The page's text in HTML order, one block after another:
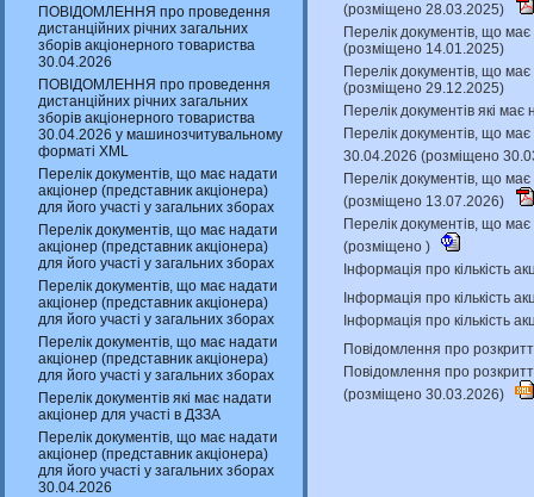
ПОВІДОМЛЕННЯ про проведення
дистанційних річних загальних
зборів акціонерного товариства
30.04.2026
ПОВІДОМЛЕННЯ про проведення
дистанційних річних загальних
зборів акціонерного товариства
30.04.2026 у машинозчитувальному
форматі XML
Перелік документів, що має надати
акціонер (представник акціонера)
для його участі у загальних зборах
Перелік документів, що має надати
акціонер (представник акціонера)
для його участі у загальних зборах
Перелік документів, що має надати
акціонер (представник акціонера)
для його участі у загальних зборах
Перелік документів, що має надати
акціонер (представник акціонера)
для його участі у загальних зборах
Перелік документів які має надати
акціонер для участі в ДЗЗА
Перелік документів, що має надати
акціонер (представник акціонера)
для його участі у загальних зборах
30.04.2026
(розміщено 28.03.2025)
Перелік документів, що
(розміщено 14.01.2025)
Перелік документів, що
(розміщено 29.12.2025)
Перелік документів які
Перелік документів, що
30.04.2026 (розміщено
Перелік документів, що
(розміщено 13.07.2026)
Перелік документів, що
(розміщено )
Інформація про кількість
Інформація про кількість
Інформація про кількість
Повідомлення про
Повідомлення про
(розміщено 30.03.2026)